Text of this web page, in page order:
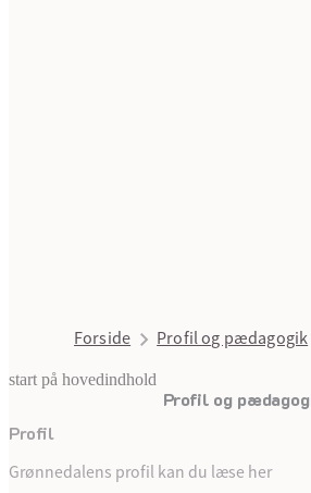
Forside Profil og pædagogik
start på hovedindhold
Profil og senest
Profil
Grønnedalens profil kan du læse her